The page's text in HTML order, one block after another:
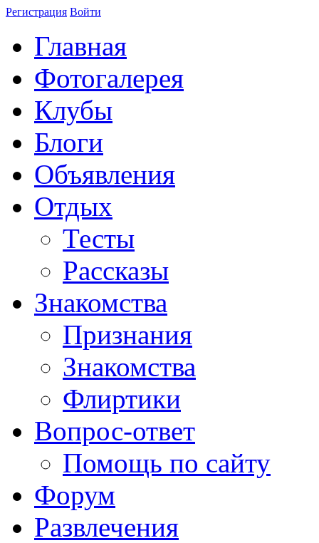
Регистрация Войти
Главная
Фотогалерея
Клубы
Блоги
Объявления
Отдых
Тесты
Рассказы
Знакомства
Признания
Знакомства
Флиртики
Вопрос-ответ
Помощь по сайту
Форум
Развлечения